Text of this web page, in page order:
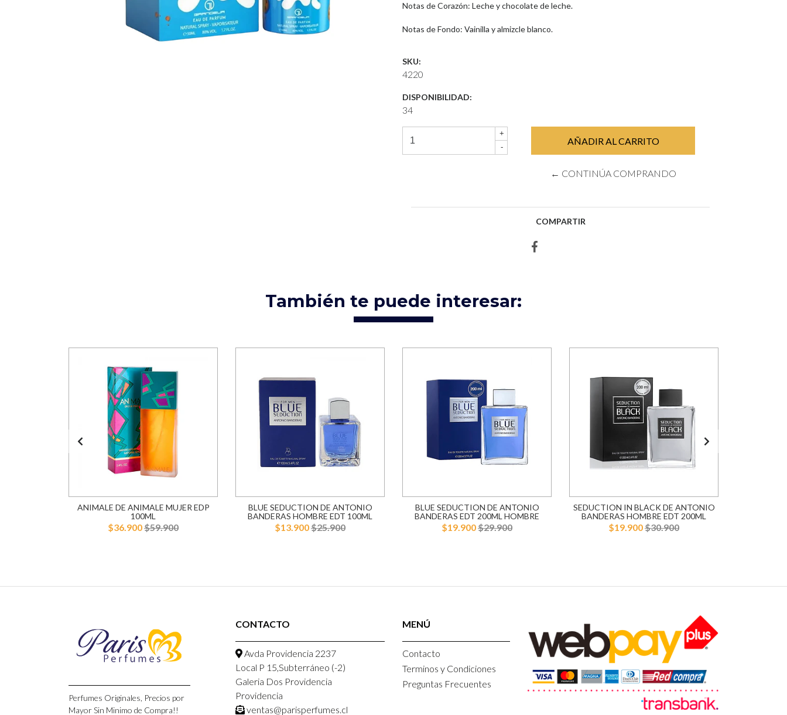
Notas de Corazón: Leche y chocolate de leche.
Notas de Fondo: Vainilla y almizcle blanco.
SKU:
4220
DISPONIBILIDAD:
34
+
-
← CONTINÚA COMPRANDO
COMPARTIR
También te puede interesar:
ANIMALE DE ANIMALE MUJER EDP
100ML
$36.900$59.900
BLUE SEDUCTION DE ANTONIO
BANDERAS HOMBRE EDT 100ML
$13.900$25.900
BLUE SEDUCTION DE ANTONIO
BANDERAS EDT 200ML HOMBRE
$19.900$29.900
SEDUCTION IN BLACK DE ANTONIO
BANDERAS HOMBRE EDT 200ML
$19.900$30.900
Perfumes Originales, Precios por
Mayor Sin Minimo de Compra!!
CONTACTO
Avda Providencia 2237
Local P 15,Subterráneo (-2)
Galeria Dos Providencia
Providencia
ventas@parisperfumes.cl
MENÚ
Contacto
Terminos y Condiciones
Preguntas Frecuentes